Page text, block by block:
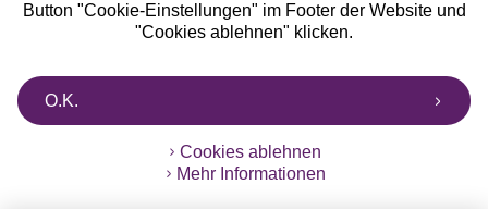
Button "Cookie-Einstellungen" im Footer der Website und
"Cookies ablehnen" klicken.
O.K.
Cookies ablehnen
Mehr Informationen